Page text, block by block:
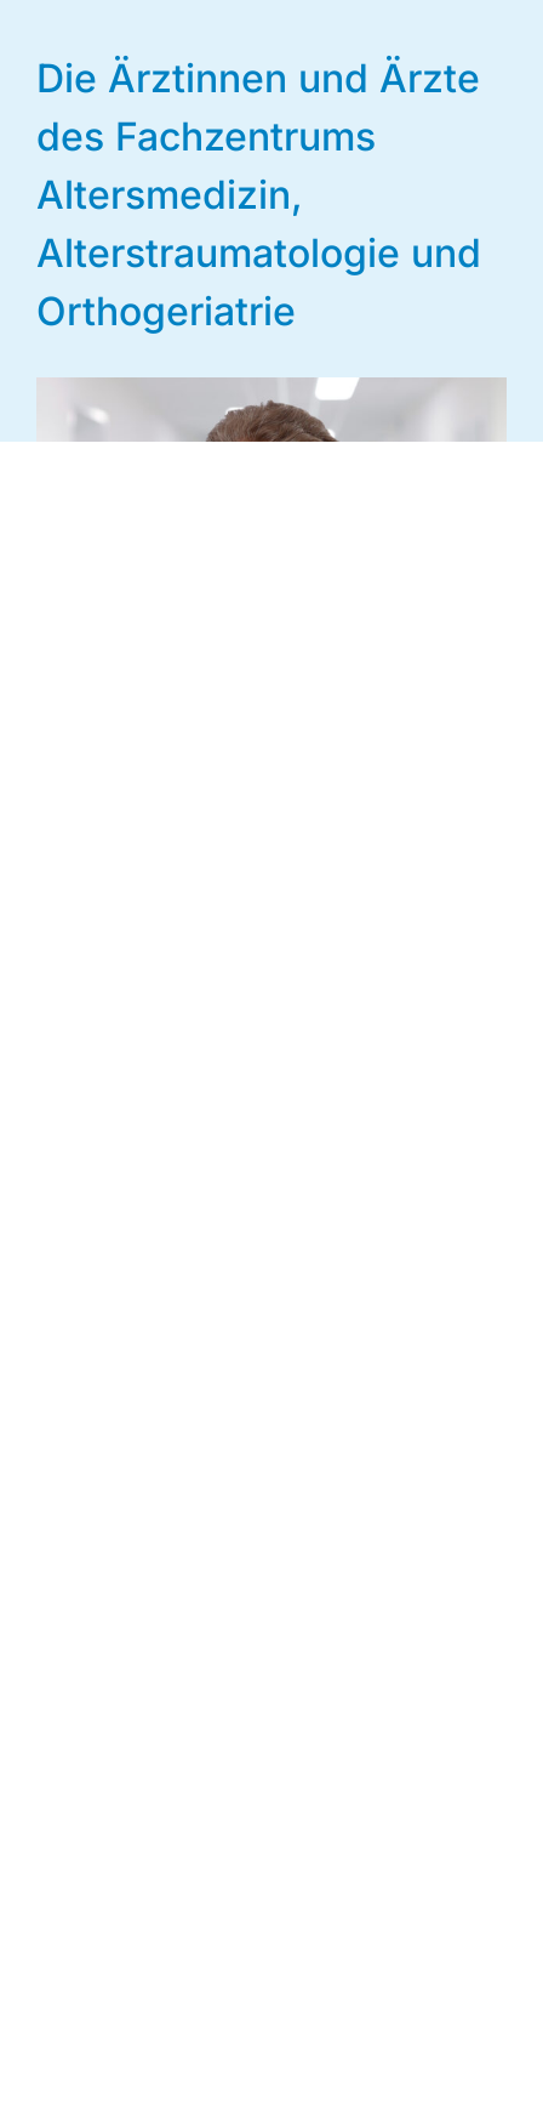
Die Ärztinnen und Ärzte
des Fachzentrums
Altersmedizin,
Alterstraumatologie und
Orthogeriatrie